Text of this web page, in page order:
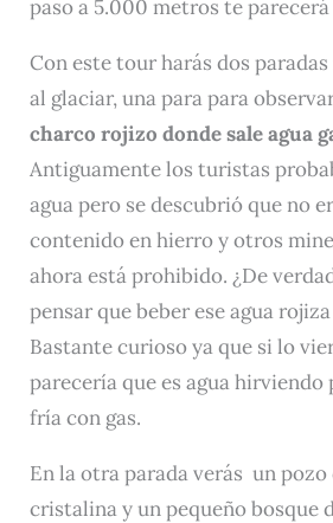
paso a 5.000 metros te
Con este tour harás dos
al glaciar, una para para
charco rojizo donde sale agua
Antiguamente los turistas
agua pero se descubrió que no
contenido en hierro y otros
ahora está prohibido. ¿De
pensar que beber ese agua
Bastante curioso ya que si lo
parecería que es agua hirviendo
fría con gas.
En la otra parada verás un
cristalina y un pequeño bosque